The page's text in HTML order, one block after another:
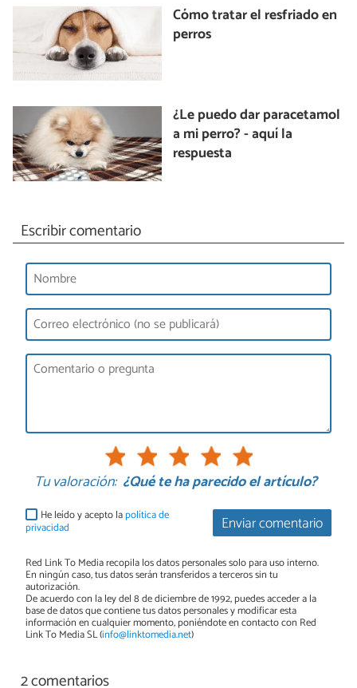
Cómo tratar el resfriado en
perros
¿Le puedo dar paracetamol
a mi perro? - aquí la
respuesta
Escribir comentario
Tu valoración: ¿Qué te ha parecido el artículo?
Enviar comentario
He leído y acepto lapolítica de
privacidad
Red Link To Media recopila los datos personales solo para uso interno.
En ningún caso, tus datos serán transferidos a terceros sin tu
autorización.
De acuerdo con la ley del 8 de diciembre de 1992, puedes acceder a la
base de datos que contiene tus datos personales y modificar esta
información en cualquier momento, poniéndote en contacto con Red
Link To Media SL (info@linktomedia.net)
2 comentarios